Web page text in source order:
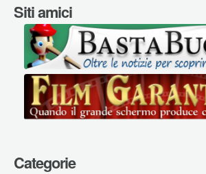
Siti amici
Categorie